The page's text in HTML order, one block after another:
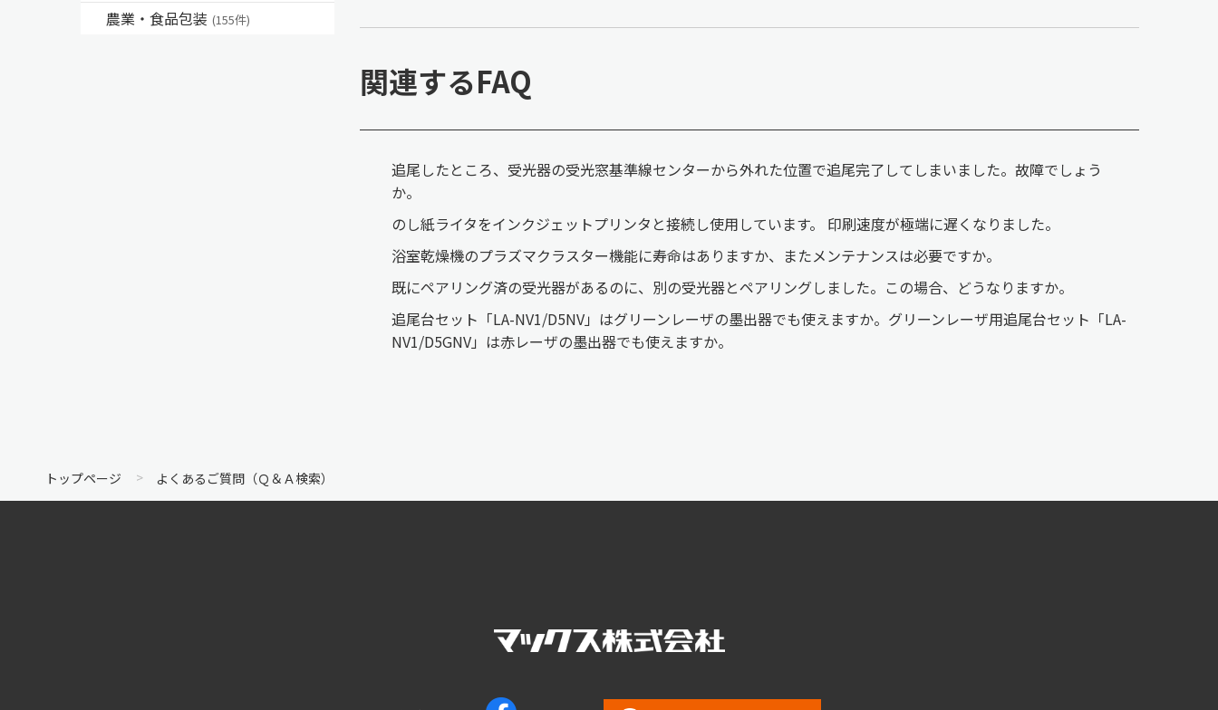
農業・食品包装 (155件)
関連するFAQ
追尾したところ、受光器の受光窓基準線センターから外れた位置で追尾完了してしまいました。故障でしょう
か。
のし紙ライタをインクジェットプリンタと接続し使用しています。 印刷速度が極端に遅くなりました。
浴室乾燥機のプラズマクラスター機能に寿命はありますか、またメンテナンスは必要ですか。
既にペアリング済の受光器があるのに、別の受光器とペアリングしました。この場合、どうなりますか。
追尾台セット「LA-NV1/D5NV」はグリーンレーザの墨出器でも使えますか。グリーンレーザ用追尾台セット「LA-
NV1/D5GNV」は赤レーザの墨出器でも使えますか。
トップページ よくあるご質問（Ｑ＆Ａ検索）